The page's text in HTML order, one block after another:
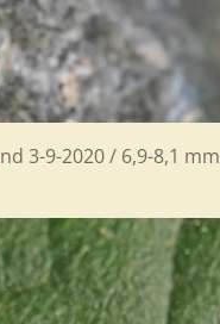
3-9-2020 / 6,9-8,1 mm